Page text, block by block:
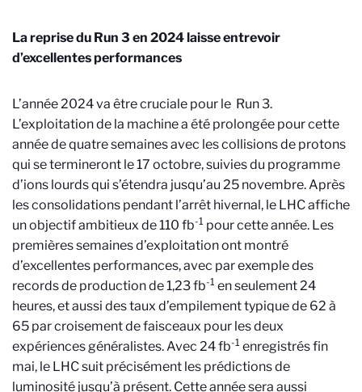
La reprise du Run 3 en 2024 laisse entrevoir
d’excellentes performances
L’année 2024 va être cruciale pour le Run 3.
L’exploitation de la machine a été prolongée pour cette
année de quatre semaines avec les collisions de protons
qui se termineront le 17 octobre, suivies du programme
d’ions lourds qui s’étendra jusqu’au 25 novembre. Après
les consolidations pendant l’arrêt hivernal, le LHC affiche
un objectif ambitieux de 110 fb-1 pour cette année. Les
premières semaines d’exploitation ont montré
d’excellentes performances, avec par exemple des
records de production de 1,23 fb-1 en seulement 24
heures, et aussi des taux d’empilement typique de 62 à
65 par croisement de faisceaux pour les deux
expériences généralistes. Avec 24 fb-1 enregistrés fin
mai, le LHC suit précisément les prédictions de
luminosité jusqu’à présent. Cette année sera aussi